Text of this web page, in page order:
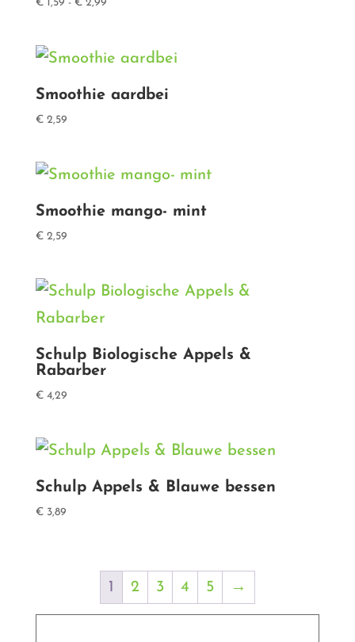
€1,59 - €2,99
€ 2,99
Smoothie aardbei
€2,59
Smoothie mango- mint
€2,59
Schulp Biologische Appels &
Rabarber
€4,29
Schulp Appels & Blauwe bessen
€3,89
1 2 3 4 5 →